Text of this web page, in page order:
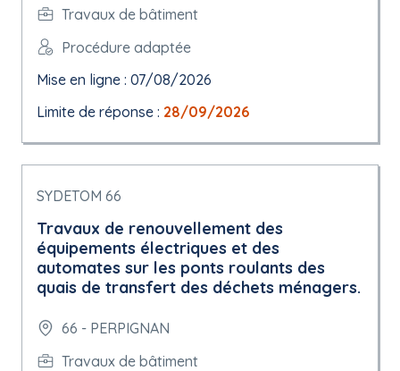
Travaux de bâtiment
Procédure adaptée
Mise en ligne : 07/08/2026
Limite de réponse : 28/09/2026
SYDETOM 66
Travaux de renouvellement des
équipements électriques et des
automates sur les ponts roulants des
quais de transfert des déchets ménagers.
66 - PERPIGNAN
Travaux de bâtiment